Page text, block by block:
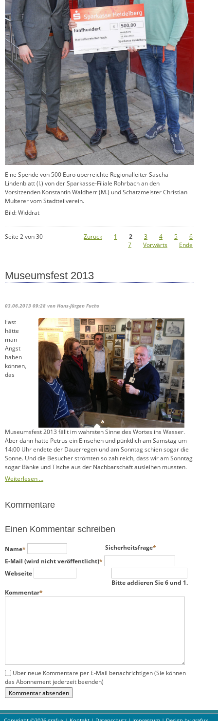
Eine Spende von 500 Euro überreichte Regionalleiter Sascha
Lindenblatt (l.) von der Sparkasse-Filiale Rohrbach an den
Vorsitzenden Konstantin Waldherr (M.) und Schatzmeister Christian
Multerer vom Stadtteilverein.
Bild: Widdrat
Seite 2 von 30 Zurück 1 2 3 4 5
6
7
Vorwärts Ende
Museumsfest 2013
03.06.2013 09:28 von Hans-Jürgen Fuchs
Fast
hätte
man
Angst
haben
können,
das
Museumsfest 2013 fällt im wahrsten Sinne des Wortes ins Wasser.
Aber dann hatte Petrus ein Einsehen und pünktlich am Samstag um
14:00 Uhr endete der Dauerregen und am Sonntag schien sogar die
Sonne. Und die Besucher strömten so zahlreich, dass wir am Sonntag
sogar Bänke und Tische aus der Nachbarschaft ausleihen mussten.
Weiterlesen …
Kommentare
Einen Kommentar schreiben
Pflichtfeld
Name*
Pflichtfeld
E-Mail (wird nicht veröffentlicht)*
Webseite
Pflichtfeld
Sicherheitsfrage*
Bitte addieren Sie 6 und 1.
Pflichtfeld
Kommentar*
Über neue Kommentare per E-Mail benachrichtigen (Sie können
das Abonnement jederzeit beenden)
Kommentar absenden